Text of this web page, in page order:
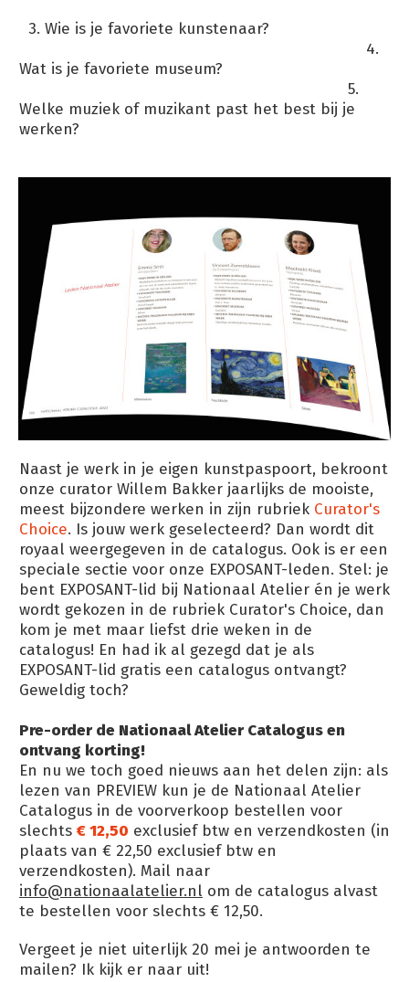
3. Wie is je favoriete kunstenaar?
4.
Wat is je favoriete museum?
5.
Welke muziek of muzikant past het best bij je
werken?
Naast je werk in je eigen kunstpaspoort, bekroont
onze curator Willem Bakker jaarlijks de mooiste,
meest bijzondere werken in zijn rubriek Curator's
Choice. Is jouw werk geselecteerd? Dan wordt dit
royaal weergegeven in de catalogus. Ook is er een
speciale sectie voor onze EXPOSANT-leden. Stel: je
bent EXPOSANT-lid bij Nationaal Atelier én je werk
wordt gekozen in de rubriek Curator's Choice, dan
kom je met maar liefst drie weken in de
catalogus! En had ik al gezegd dat je als
EXPOSANT-lid gratis een catalogus ontvangt?
Geweldig toch?
Pre-order de Nationaal Atelier Catalogus en
ontvang korting!
En nu we toch goed nieuws aan het delen zijn: als
lezen van PREVIEW kun je de Nationaal Atelier
Catalogus in de voorverkoop bestellen voor
slechts€ 12,50 exclusief btw en verzendkosten (in
plaats van € 22,50 exclusief btw en
verzendkosten). Mail naar
info@nationaalatelier.nl om de catalogus alvast
te bestellen voor slechts € 12,50.
Vergeet je niet uiterlijk 20 mei je antwoorden te
mailen? Ik kijk er naar uit!